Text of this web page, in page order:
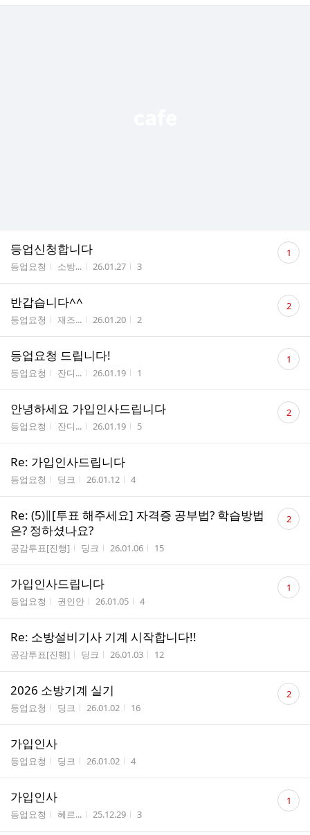
등업신청합니다
게시판명
등업요청 작성자
소방... 작성시간
26.01.27 조회수
3
댓
글 1
반갑습니다^^
게시판명
등업요청 작성자
재즈... 작성시간
26.01.20 조회수
2
댓
글 2
등업요청 드립니다!
게시판명
등업요청 작성자
잔디... 작성시간
26.01.19 조회수
1
댓
글 1
안녕하세요 가입인사드립니다
게시판명
등업요청 작성자
잔디... 작성시간
26.01.19 조회수
5
댓
글 2
Re: 가입인사드립니다
게시판명
등업요청 작성자
딩크 작성시간
26.01.12 조회수
4
Re: (5)∥[투표 해주세요] 자격증 공부법? 학습방법
은? 정하셨나요?
게시판명
공감투표[진행] 작성자
딩크 작성시간
26.01.06 조회수
15
댓
글 2
가입인사드립니다
게시판명
등업요청 작성자
권인안 작성시간
26.01.05 조회수
4
댓
글 1
Re: 소방설비기사 기계 시작합니다!!
게시판명
공감투표[진행] 작성자
딩크 작성시간
26.01.03 조회수
12
2026 소방기계 실기
게시판명
등업요청 작성자
딩크 작성시간
26.01.02 조회수
16
댓
글 2
가입인사
게시판명
등업요청 작성자
딩크 작성시간
26.01.02 조회수
4
가입인사
게시판명
등업요청 작성자
헤르... 작성시간
25.12.29 조회수
3
댓
글 1